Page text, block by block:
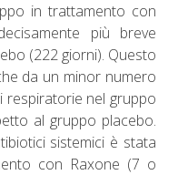
in trattamento con
più breve
(222 giorni). Questo
da un minor numero
respiratorie nel gruppo
al gruppo placebo.
sistemici è stata
con Raxone (7 o